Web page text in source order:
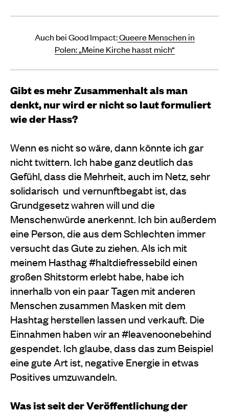
Auch bei Good Impact:Queere Menschen in
Polen: „Meine Kirche hasst mich“
Gibt es mehr Zusammenhalt als man
denkt, nur wird er nicht so laut formuliert
wie der Hass?
Wenn es nicht so wäre, dann könnte ich gar
nicht twittern. Ich habe ganz deutlich das
Gefühl, dass die Mehrheit, auch im Netz, sehr
solidarisch und vernunftbegabt ist, das
Grundgesetz wahren will und die
Menschenwürde anerkennt. Ich bin außerdem
eine Person, die aus dem Schlechten immer
versucht das Gute zu ziehen. Als ich mit
meinem Hasthag #haltdiefressebild einen
großen Shitstorm erlebt habe, habe ich
innerhalb von ein paar Tagen mit anderen
Menschen zusammen Masken mit dem
Hashtag herstellen lassen und verkauft. Die
Einnahmen haben wir an #leavenoonebehind
gespendet. Ich glaube, dass das zum Beispiel
eine gute Art ist, negative Energie in etwas
Positives umzuwandeln.
Was ist seit der Veröffentlichung der